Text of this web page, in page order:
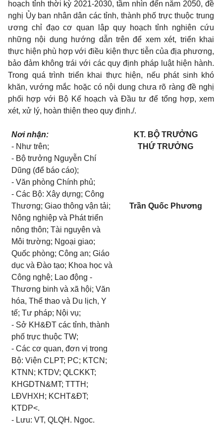
hoạch tỉnh thời kỳ 2021-2030, tầm nhìn đến năm 2050, đề
nghị Ủy ban nhân dân các tỉnh, thành phố trực thuộc trung
ương chỉ đạo cơ quan lập quy hoạch tỉnh nghiên cứu
những nội dung hướng dẫn trên để xem xét, triển khai
thực hiện phù hợp với điều kiện thực tiễn của địa phương,
bảo đảm không trái với các quy định pháp luật hiện hành.
Trong quá trình triển khai thực hiện, nếu phát sinh khó
khăn, vướng mắc hoặc có nội dung chưa rõ ràng đề nghị
phối hợp với Bộ Kế hoạch và Đầu tư để tổng hợp, xem
xét, xử lý, hoàn thiện theo quy định./.
Nơi nhận:
- Như trên;
- Bộ trưởng Nguyễn Chí
Dũng (để báo cáo);
- Văn phòng Chính phủ;
- Các Bộ: Xây dựng; Công
Thương; Giao thông vận tải;
Nông nghiệp và Phát triển
nông thôn; Tài nguyên và
Môi trường; Ngoại giao;
Quốc phòng; Công an; Giáo
dục và Đào tạo; Khoa học và
Công nghệ; Lao động -
Thương binh và xã hội; Văn
hóa, Thể thao và Du lịch, Y
tế; Tư pháp; Nội vụ;
- Sở KH&ĐT các tỉnh, thành
phố trực thuộc TW;
- Các cơ quan, đơn vị trong
Bộ: Viện CLPT; PC; KTCN;
KTNN; KTDV; QLCKKT;
KHGDTN&MT; TTTH;
LĐVHXH; KCHT&ĐT;
KTDP<.
- Lưu: VT, QLQH. Ngoc.
KT. BỘ TRƯỞNG
THỨ TRƯỞNG
Trần Quốc Phương